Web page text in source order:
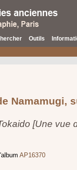
Outils
Namamugi,
[Une vue
AP16370